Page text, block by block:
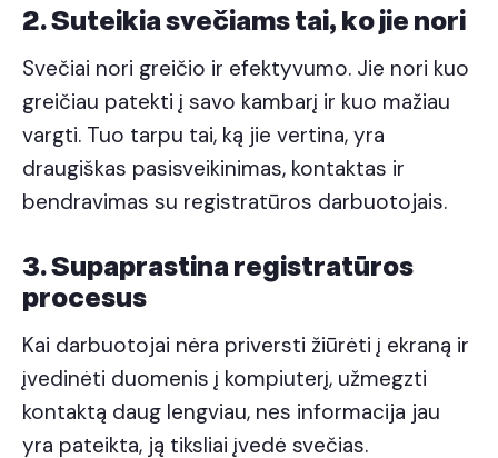
2. Suteikia svečiams tai, ko jie nori
Svečiai nori greičio ir efektyvumo. Jie nori kuo
greičiau patekti į savo kambarį ir kuo mažiau
vargti. Tuo tarpu tai, ką jie vertina, yra
draugiškas pasisveikinimas, kontaktas ir
bendravimas su registratūros darbuotojais.
3. Supaprastina registratūros
procesus
Kai darbuotojai nėra priversti žiūrėti į ekraną ir
įvedinėti duomenis į kompiuterį, užmegzti
kontaktą daug lengviau, nes informacija jau
yra pateikta, ją tiksliai įvedė svečias.